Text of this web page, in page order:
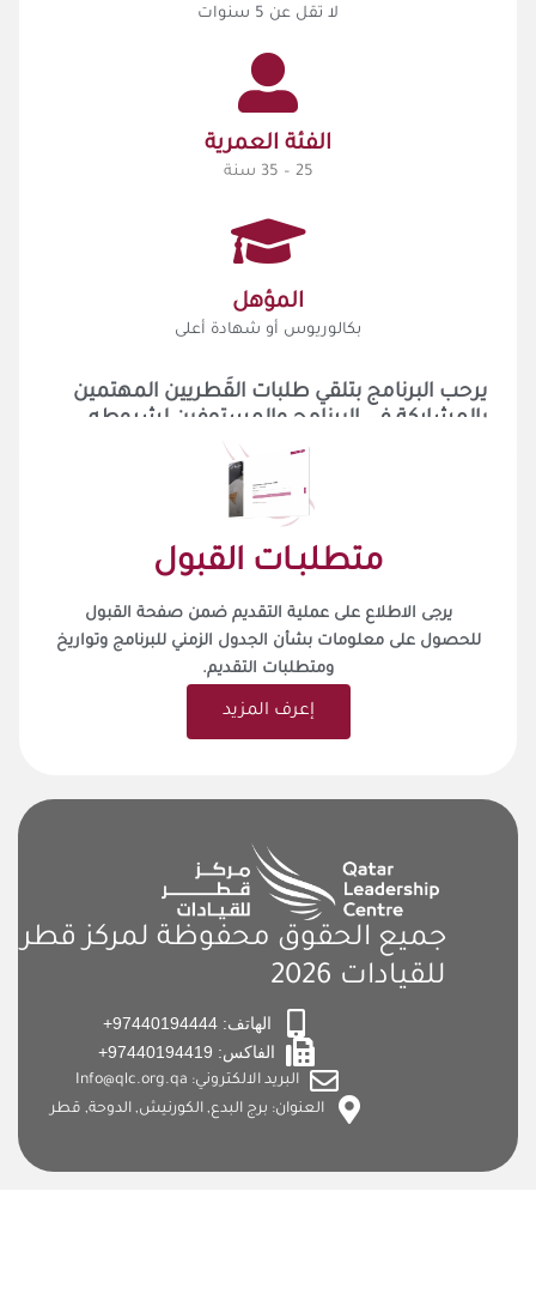
لا تقل عن 5 سنوات
الفئة العمرية
المؤهل
بكالوريوس أو شهادة أعلى
يرحب البرنامج بتلقي طلبات القَطريين المهتمين
بالمشاركة في البرنامج والمستوفين لشروطه.
متطلبـات القبول
يرجى الاطلاع على عملية التقديم ضمن صفحة القبول
للحصول على معلومات بشأن الجدول الزمني للبرنامج وتواريخ
ومتطلبات التقديم.
إعرف المزيد
جميع الحقوق محفوظة لمركز قطر
للقيادات 2026
الهاتف: 97440194444+
الفاكس: 97440194419+
البريد الالكتروني: Info@qlc.org.qa
العنوان: برج البدع, الكورنيش, الدوحة, قطر